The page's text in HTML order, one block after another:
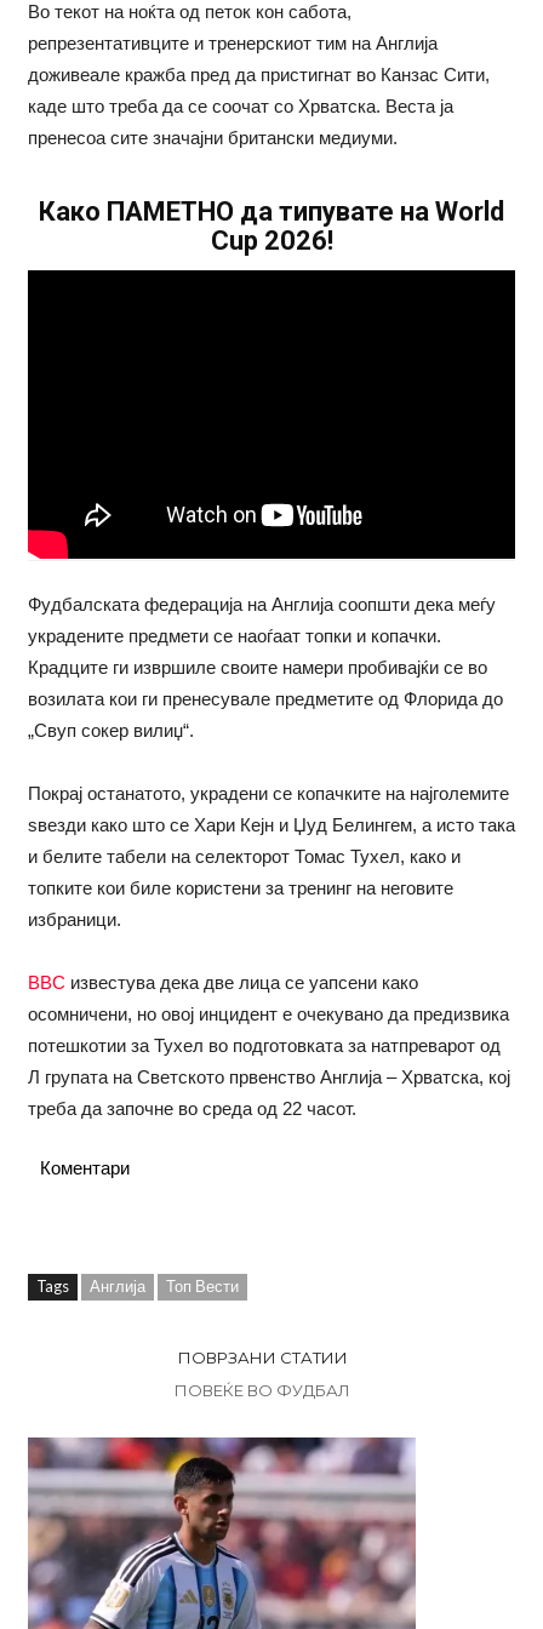
Во текот на ноќта од петок кон сабота,
репрезентативците и тренерскиот тим на Англија
доживеале кражба пред да пристигнат во Канзас Сити,
каде што треба да се соочат со Хрватска. Веста ја
пренесоа сите значајни британски медиуми.
Како ПАМЕТНО да типувате на World
Cup 2026!
Фудбалската федерација на Англија соопшти дека меѓу
украдените предмети се наоѓаат топки и копачки.
Крадците ги извршиле своите намери пробивајќи се во
возилата кои ги пренесувале предметите од Флорида до
„Свуп сокер вилиџ“.
Покрај останатото, украдени се копачките на најголемите
ѕвезди како што се Хари Кејн и Џуд Белингем, а исто така
и белите табели на селекторот Томас Тухел, како и
топките кои биле користени за тренинг на неговите
избраници.
BBC известува дека две лица се уапсени како
осомничени, но овој инцидент е очекувано да предизвика
потешкотии за Тухел во подготовката за натпреварот од
Л групата на Светското првенство Англија – Хрватска, кој
треба да започне во среда од 22 часот.
Коментари
Tags Англија Топ Вести
ПОВРЗАНИ СТАТИИ
ПОВЕЌЕ ВО ФУДБАЛ